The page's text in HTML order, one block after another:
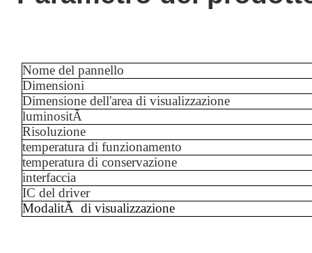
Nome del pannello
Dimensioni
Dimensione dell'area di visualizzazione
luminositÃ
Risoluzione
temperatura di funzionamento
temperatura di conservazione
interfaccia
IC del driver
ModalitÃ di visualizzazione